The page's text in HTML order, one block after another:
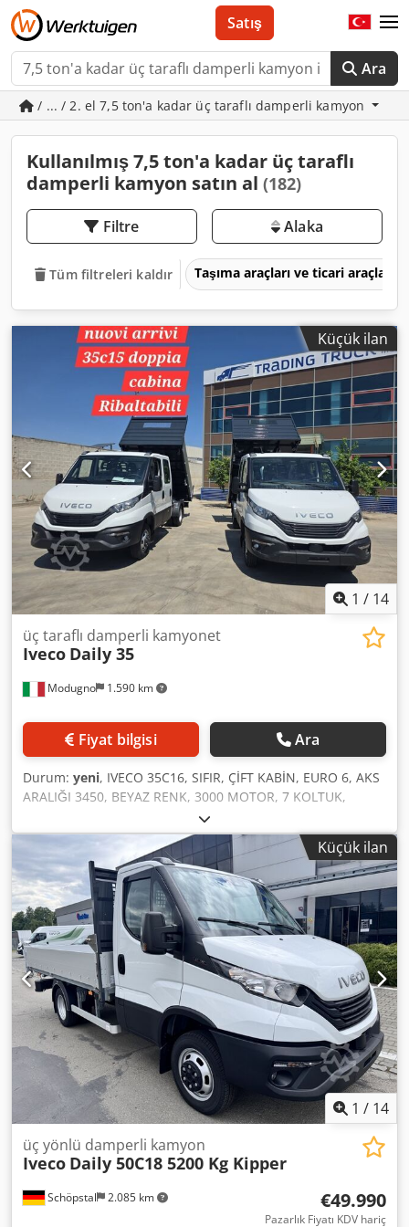
Ara
Satış
/ ... / 2. el 7,5 ton'a kadar üç taraflı damperli kamyon
Kullanılmış 7,5 ton'a kadar üç taraflı
damperli kamyon satın al (182)
Filtre Alaka
Tüm filtreleri kaldır Taşıma araçları ve ticari araçlar
Küçük ilan
1 / 14
Modugno 1.590 km
üç taraflı damperli kamyonet
Iveco Daily 35
Fiyat bilgisi Ara
Durum: yeni, IVECO 35C16, SIFIR, ÇİFT KABİN, EURO 6, AKS
ARALIĞI 3450, BEYAZ RENK, 3000 MOTOR, 7 KOLTUK,
KLİMA, TAKVİYELİ YAYLAR VE YAY DESTEKLERİ, STABİLİZE
ÇUBUĞU, BURULMA ÇUBUĞU, SÜSPANSİYONLU KOLTUK,
ELEKTRİKLİ CAMLAR VE AYNALAR, RADYO, ALARM, SİS
FARLARI, NAVİGASYON, ARKA PARK SENSÖRLERİ, YENİ
LOCONSOLE MARKA ÜÇ TARAFLI DAMPERLİ KASA,
UZUNLUK 3200, TR30M ALAŞIMINDAN YAPILMIŞ TAKVİYELİ
KENARLAR, ÖN VE ARKA PALET TAŞIYICILARI. Djdpfx Asxz
Ad Ssbpjkr
Küçük ilan
1 / 14
Schöpstal 2.085 km
üç yönlü damperli kamyon
Iveco Daily 50C18 5200 Kg Kipper
€49.990
Pazarlık Fiyatı KDV hariç